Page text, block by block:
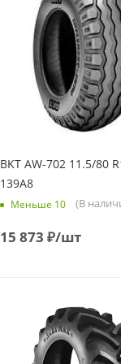
BKT AW-702 11.5/80
139A8
Меньше 10 (В
15 873 ₽/шт